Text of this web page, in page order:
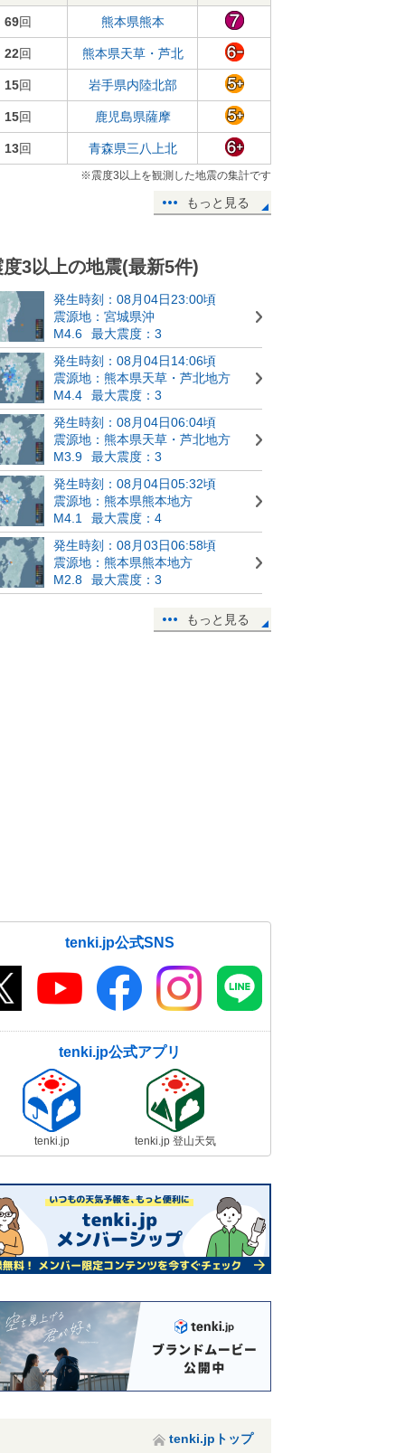
69回 熊本県熊本
22回 熊本県天草・芦北
15回 岩手県内陸北部
15回 鹿児島県薩摩
13回 青森県三八上北
※震度3以上を観測した地震の集計です
もっと見る
度3以上の地震(最新5件)
発生時刻：08月04日23:00頃
震源地：宮城県沖
M4.6
最大震度：3
発生時刻：08月04日14:06頃
震源地：熊本県天草・芦北地方
M4.4
最大震度：3
発生時刻：08月04日06:04頃
震源地：熊本県天草・芦北地方
M3.9
最大震度：3
発生時刻：08月04日05:32頃
震源地：熊本県熊本地方
M4.1
最大震度：4
発生時刻：08月03日06:58頃
震源地：熊本県熊本地方
M2.8
最大震度：3
もっと見る
tenki.jp公式SNS
tenki.jp公式アプリ
tenki.jp tenki.jp 登山天気
tenki.jpトップ